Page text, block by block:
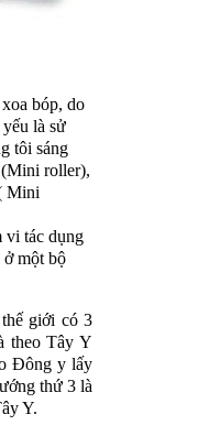
bóp, do
là sử
tôi sáng
roller),
Mini
vi tác dụng
ở một bộ
giới có 3
theo Tây Y
Đông y lấy
thứ 3 là
Y.